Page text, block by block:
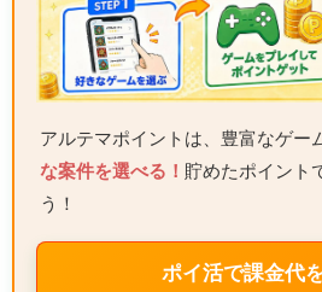
アルテマポイントは、豊富なゲー
な案件を選べる！ 貯めたポイント
う！
ポイ活で課金代